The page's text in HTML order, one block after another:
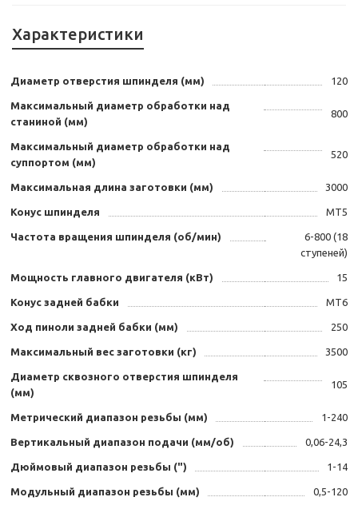
Характеристики
Диаметр отверстия шпинделя (мм) 120
Максимальный диаметр обработки над
станиной (мм)
800
Максимальный диаметр обработки над
суппортом (мм)
520
Максимальная длина заготовки (мм) 3000
Конус шпинделя МТ5
Частота вращения шпинделя (об/мин)
6-800 (18
ступеней)
Мощность главного двигателя (кВт) 15
Конус задней бабки МТ6
Ход пиноли задней бабки (мм) 250
Максимальный вес заготовки (кг) 3500
Диаметр сквозного отверстия шпинделя
(мм)
105
Метрический диапазон резьбы (мм) 1-240
Вертикальный диапазон подачи (мм/об) 0,06-24,3
Дюймовый диапазон резьбы (") 1-14
Модульный диапазон резьбы (мм) 0,5-120